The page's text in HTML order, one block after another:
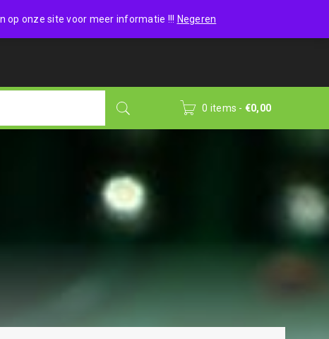
op onze site voor meer informatie !!! Negeren
Wishlist (0)
0 items - €0,00